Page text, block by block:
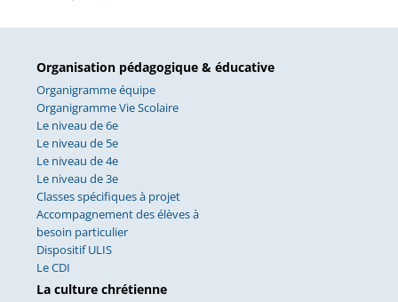
Organisation pédagogique & éducative
Organigramme équipe
Organigramme Vie Scolaire
Le niveau de 6e
Le niveau de 5e
Le niveau de 4e
Le niveau de 3e
Classes spécifiques à projet
Accompagnement des élèves à
besoin particulier
Dispositif ULIS
Le CDI
La culture chrétienne